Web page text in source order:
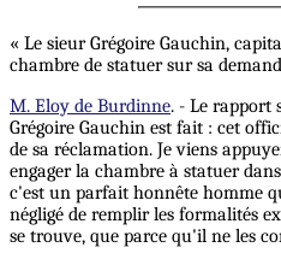
« Le sieur Grégoire Gauchin,
chambre de statuer sur sa
M. Eloy de Burdinne. - Le rapport
Grégoire Gauchin est fait : cet
de sa réclamation. Je viens
engager la chambre à statuer
c'est un parfait honnête homme
négligé de remplir les formalités
se trouve, que parce qu'il ne les